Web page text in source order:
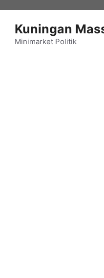
Kuningan
Minimarket Politik